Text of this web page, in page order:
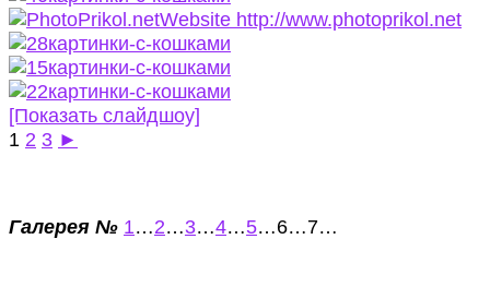
[Показать слайдшоу]
1 2 3 ►
Галерея № 1…2…3…4…5…6…7…